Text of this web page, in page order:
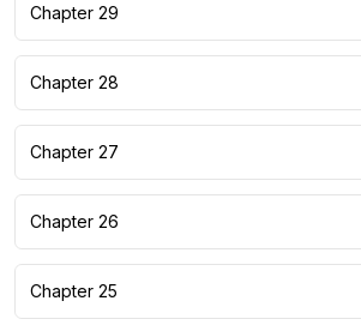
Chapter 29
Chapter 28
Chapter 27
Chapter 26
Chapter 25